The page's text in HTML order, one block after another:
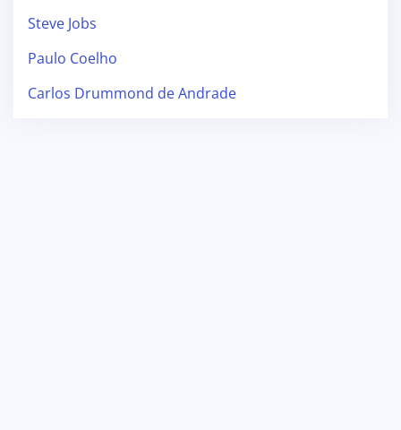
Steve Jobs
Paulo Coelho
Carlos Drummond de Andrade